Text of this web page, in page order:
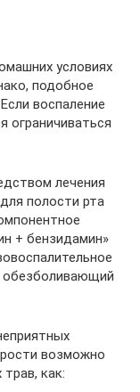
условиях
подобное
воспаление
ограничиваться
лечения
полости рта
+ бензидамин»
обезболивающий
возможно
как: